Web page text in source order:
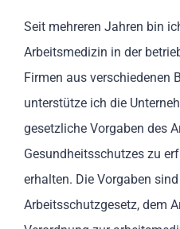
Seit mehreren Jahren bin
Arbeitsmedizin in der
Firmen aus verschiedenen
unterstütze ich die
gesetzliche Vorgaben des
Gesundheitsschutzes zu
erhalten. Die Vorgaben
Arbeitsschutzgesetz, dem